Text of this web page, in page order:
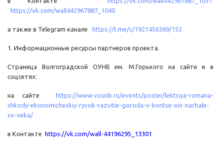
https://vk.com/wall442967887_1040
а также в Telegram канале https://t.me/c/1921456369/152
1. Информационные ресурсы партнеров проекта.
Страница Волгоградской ОУНБ им. М.Горького на сайте и в
соцсетях:
на сайте
https://www.vounb.ru/events/poster/lektsiya-romana-
shkody-ekonomicheskiy-ryvok-razvitie-goroda-v-kontse-xix-nachale-
xx-veka/
в Контакте https://vk.com/wall-44196295_13301